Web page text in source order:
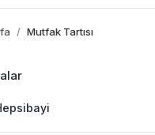
Mutfak Tartısı